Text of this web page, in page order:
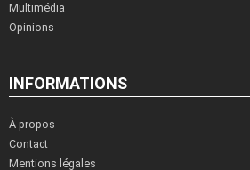
Multimédia
Opinions
INFORMATIONS
À propos
Contact
Mentions légales